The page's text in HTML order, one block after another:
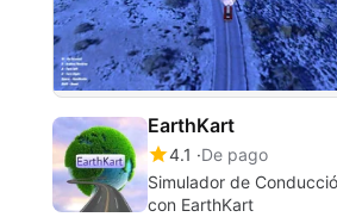
EarthKart
4.1
De pago
Simulador de
con EarthKart